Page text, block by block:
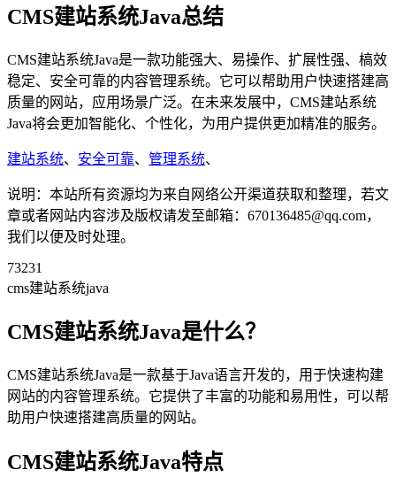
CMS建站系统Java总结
CMS建站系统Java是一款功能强大、易操作、扩展性强、槁效
稳定、安全可靠的内容管理系统。它可以帮助用户快速搭建高
质量的网站，应用场景广泛。在未来发展中，CMS建站系统
Java将会更加智能化、个性化，为用户提供更加精准的服务。
建站系统、 安全可靠、 管理系统、
说明：本站所有资源均为来自网络公开渠道获取和整理，若文
章或者网站内容涉及版权请发至邮箱：670136485@qq.com，
我们以便及时处理。
73231
cms建站系统java
CMS建站系统Java是什么？
CMS建站系统Java是一款基于Java语言开发的，用于快速构建
网站的内容管理系统。它提供了丰富的功能和易用性，可以帮
助用户快速搭建高质量的网站。
CMS建站系统Java特点